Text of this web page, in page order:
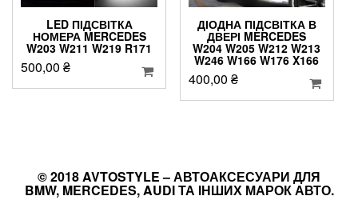
LED ПІДСВІТКА
НОМЕРА MERCEDES
W203 W211 W219 R171
500,00 ₴
ДІОДНА ПІДСВІТКА В
ДВЕРІ MERCEDES
W204 W205 W212 W213
W246 W166 W176 X166
400,00 ₴
© 2018 AVTOSTYLE – АВТОАКСЕСУАРИ ДЛЯ
BMW, MERCEDES, AUDI ТА ІНШИХ МАРОК АВТО.